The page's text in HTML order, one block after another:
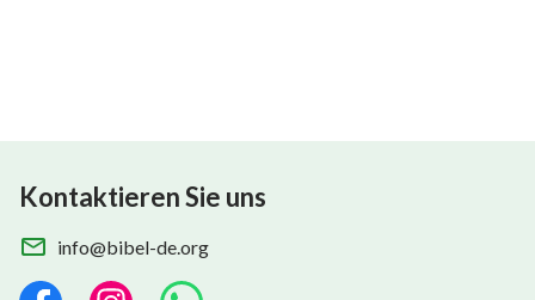
Kontaktieren Sie uns
info@bibel-de.org